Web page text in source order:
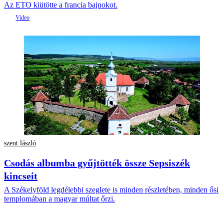
Az ETO kiütötte a francia bajnokot.
szent lászló
Csodás albumba gyűjtötték össze Sepsiszék
kincseit
A Székelyföld legdélebbi szeglete is minden részletében, minden ősi
templomában a magyar múltat őrzi.